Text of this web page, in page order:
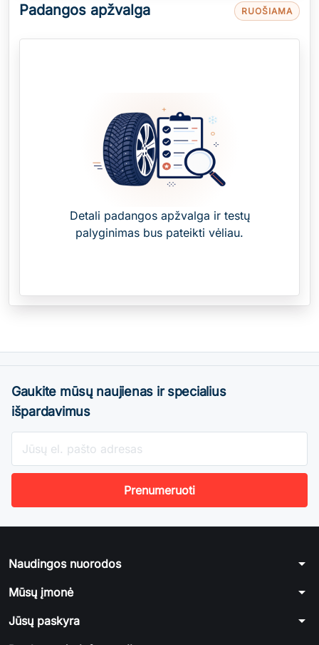
Padangos apžvalga RUOŠIAMA
Detali padangos apžvalga ir testų
palyginimas bus pateikti vėliau.
Gaukite mūsų naujienas ir specialius
išpardavimus
Naudingos nuorodos arrow_drop_down
Mūsų įmonė arrow_drop_down
Jūsų paskyra arrow_drop_down